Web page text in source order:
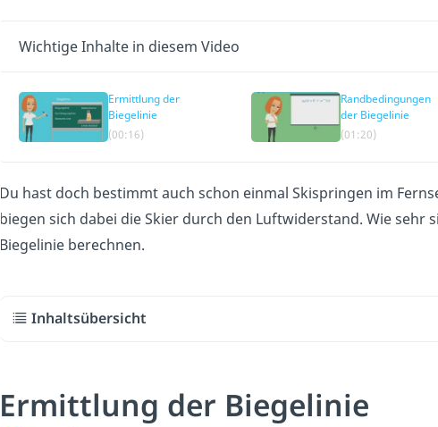
Wichtige Inhalte in diesem Video
Ermittlung der
Biegelinie
(00:16)
Randbedingungen
der Biegelinie
(01:20)
Du hast doch bestimmt auch schon einmal Skispringen im
biegen sich dabei die Skier durch den Luftwiderstand. Wie
Biegelinie berechnen.
Inhaltsübersicht
Ermittlung der Biegelinie